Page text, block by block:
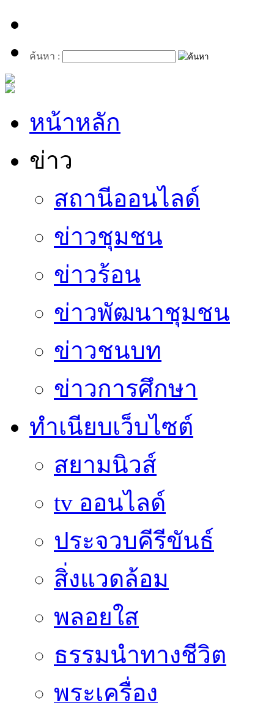
ค้นหา :
หน้าหลัก
ข่าว
สถานีออนไลด์
ข่าวชุมชน
ข่าวร้อน
ข่าวพัฒนาชุมชน
ข่าวชนบท
ข่าวการศึกษา
ทำเนียบเว็บไซต์
สยามนิวส์
tv ออนไลด์
ประจวบคีรีขันธ์
สิ่งแวดล้อม
พลอยใส
ธรรมนำทางชีวิต
พระเครื่อง